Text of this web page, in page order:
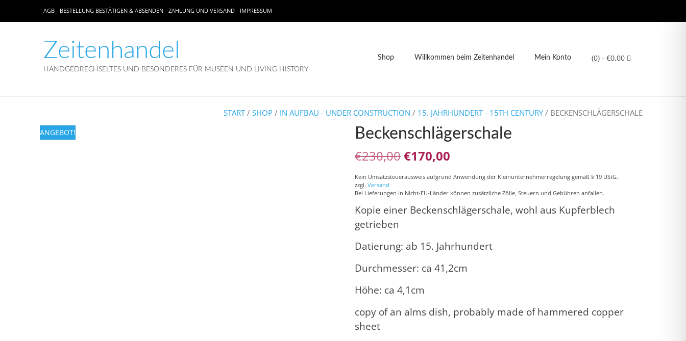
AGB BESTELLUNG BESTÄTIGEN & ABSENDEN ZAHLUNG UND VERSAND IMPRESSUM
Zeitenhandel
HANDGEDRECHSELTES UND BESONDERES FÜR MUSEEN UND LIVING HISTORY
(0) - €0,00
Shop Willkommen beim Zeitenhandel Mein Konto
START/ SHOP / IN AUFBAU - UNDER CONSTRUCTION / 15. JAHRHUNDERT - 15TH CENTURY/ BECKENSCHLÄGERSCHALE
ANGEBOT! Beckenschlägerschale
€230,00Ursprünglicher
Preis
war:
€230,00
€170,00
Preis
ist:
€170,00.
Kein Umsatzsteuerausweis aufgrund Anwendung der Kleinunternehmerregelung gemäß § 19 UStG.
zzgl.Versand
Bei Lieferungen in Nicht-EU-Länder können zusätzliche Zölle, Steuern und Gebühren anfallen.
Kopie einer Beckenschlägerschale, wohl aus Kupferblech
getrieben
Datierung: ab 15. Jahrhundert
Durchmesser: ca 41,2cm
Höhe: ca 4,1cm
copy of an alms dish, probably made of hammered copper
sheet